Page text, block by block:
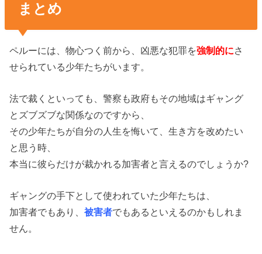
まとめ
ペルーには、物心つく前から、凶悪な犯罪を強制的にさ
せられている少年たちがいます。
法で裁くといっても、警察も政府もその地域はギャング
とズブズブな関係なのですから、
その少年たちが自分の人生を悔いて、生き方を改めたい
と思う時、
本当に彼らだけが裁かれる加害者と言えるのでしょうか?
ギャングの手下として使われていた少年たちは、
加害者でもあり、被害者でもあるといえるのかもしれま
せん。